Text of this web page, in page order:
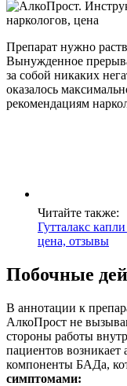
Препарат нужно
Вынужденное
за собой никаких
оказалось
рекомендациям
Читайте также:
Гутталакс
цена, отзывы
Побочные
В аннотации к
АлкоПрост не
стороны работы
пациентов возникает
компоненты БАДа,
симптомами: